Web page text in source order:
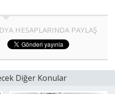
HESAPLARINDA PAYLAŞ
Diğer Konular